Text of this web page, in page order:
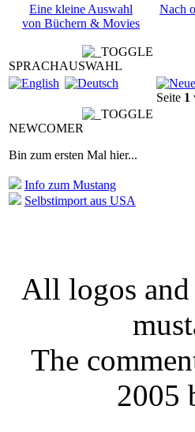
Eine kleine Auswahl
von Büchern & Movies
SPRACHAUSWAHL
NEWCOMER
Bin zum ersten Mal hier...
Info zum Mustang
Selbstimport aus USA
Nach
Seite 1
All logos and
The
2005